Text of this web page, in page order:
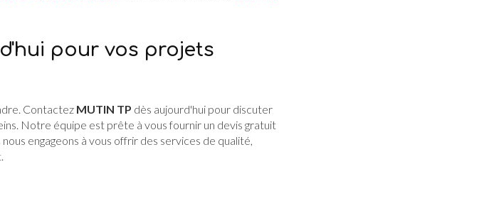
pour vos projets
Contactez MUTIN TP dès aujourd'hui pour discuter
Notre équipe est prête à vous fournir un devis gratuit
engageons à vous offrir des services de qualité,